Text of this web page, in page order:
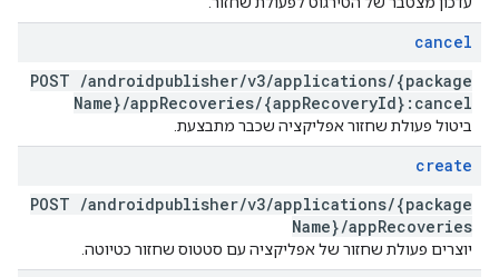
cancel
POST /androidpublisher/v3/applications/{package
Name}/appRecoveries/{appRecoveryId}:cancel
ביטול פעולת שחזור אפליקציה שכבר מתבצעת.
create
POST /androidpublisher/v3/applications/{package
Name}/appRecoveries
יוצרים פעולת שחזור של אפליקציה עם סטטוס שחזור כטיוטה.